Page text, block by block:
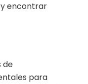
encontrar
de
para